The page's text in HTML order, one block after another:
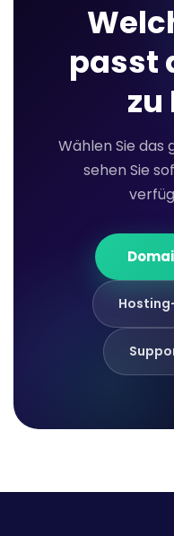
passt
zu
Wählen Sie das
sehen Sie